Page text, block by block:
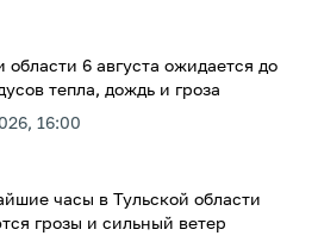
области 6 августа ожидается до
тепла, дождь и гроза
16:00
часы в Тульской области
грозы и сильный ветер